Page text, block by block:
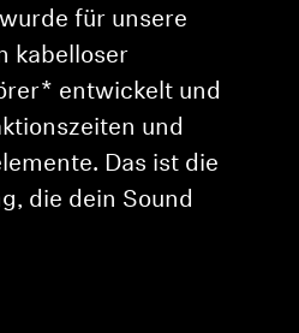
für unsere
kabelloser
entwickelt und
und
Das ist die
die dein Sound